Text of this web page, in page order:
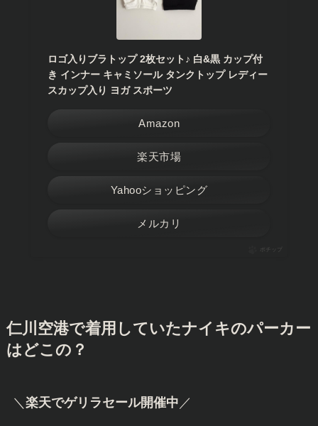
ロゴ入りブラトップ 2枚セット♪ 白&黒 カップ付
き インナー キャミソール タンクトップ レディー
スカップ入り ヨガ スポーツ
Amazon
楽天市場
Yahooショッピング
メルカリ
ポチップ
仁川空港で着用していたナイキのパーカー
はどこの？
＼ 楽天でゲリラセール開催中 ／